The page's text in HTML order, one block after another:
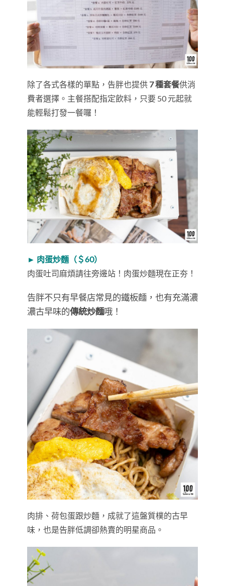
除了各式各樣的單點，告胖也提供 7 種套餐供消
費者選擇。主餐搭配指定飲料，只要 50 元起就
能輕鬆打發一餐囉！
► 肉蛋炒麵（＄60）
肉蛋吐司麻煩請往旁邊站！肉蛋炒麵現在正夯！
告胖不只有早餐店常見的鐵板麵，也有充滿濃
濃古早味的傳統炒麵哦！
肉排、荷包蛋跟炒麵，成就了這盤質樸的古早
味，也是告胖低調卻熱賣的明星商品。